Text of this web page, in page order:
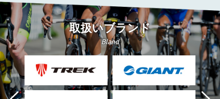
取扱いブランド
Bland